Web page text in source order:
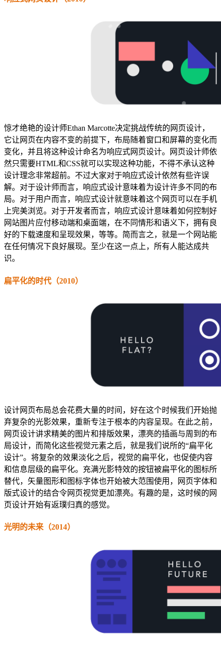
惊才绝艳的设计师Ethan Marcotte决定挑战传统的网页设计，
它让网页在内容不变的前提下，布局随着窗口和屏幕的变化而
变化，并且将这种设计命名为响应式网页设计。网页设计师依
然只需要HTML和CSS就可以实现这种功能，不得不承认这种
设计理念非常超前。不过大家对于响应式设计依然有些许误
解。对于设计师而言，响应式设计意味着为设计许多不同的布
局。对于用户而言，响应式设计就意味着这个网页可以在手机
上完美浏览。对于开发者而言，响应式设计意味着如何控制好
网站图片应付移动端和桌面端，在不同情形和语义下，拥有良
好的下载速度和呈现效果，等等。简而言之，就是一个网站能
在任何情况下良好展现。至少在这一点上，所有人能达成共
识。
扁平化的时代（2010）
设计网页布局总会花费大量的时间，好在这个时候我们开始抛
弃复杂的光影效果，重新专注于根本的内容呈现。在此之前，
网页设计讲求精美的图片和排版效果，漂亮的插画与周到的布
局设计，而简化这些视觉元素之后，就是我们说所的“扁平化
设计”。将复杂的效果淡化之后，视觉的扁平化，也促使内容
和信息层级的扁平化。充满光影特效的按钮被扁平化的图标所
替代，矢量图形和图标字体也开始被大范围使用，网页字体和
版式设计的结合令网页视觉更加漂亮。有趣的是，这时候的网
页设计开始有返璞归真的感觉。
光明的未来（2014）